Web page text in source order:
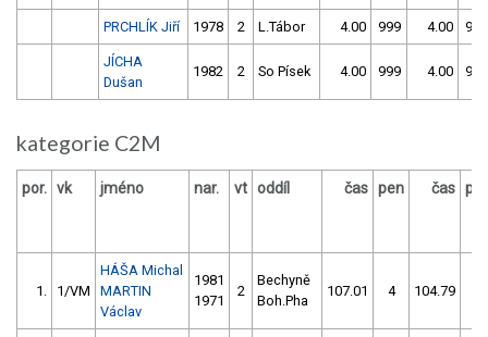
PRCHLÍK Jiří 1978 2 L.Tábor 4.00 999 4.00 999
JÍCHA
Dušan
1982 2 So Písek 4.00 999 4.00 999
kategorie C2M
por. vk jméno nar. vt oddíl čas pen čas
1. 1/VM
HÁŠA Michal
MARTIN
Václav
1981
1971
2
Bechyně
Boh.Pha
107.01 4 104.79